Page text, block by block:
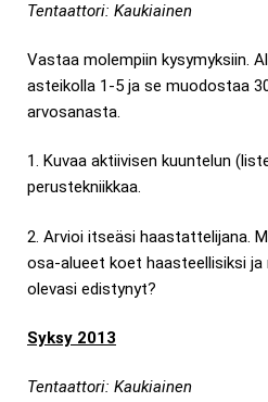
Tentaattori: Kaukiainen
Vastaa molempiin kysymyksiin.
asteikolla 1-5 ja se muodostaa
arvosanasta.
1. Kuvaa aktiivisen kuuntelun
perustekniikkaa.
2. Arvioi itseäsi haastattelijana.
osa-alueet koet haasteellisiksi ja
olevasi edistynyt?
Syksy 2013
Tentaattori: Kaukiainen